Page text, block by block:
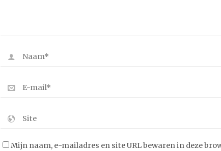
Mijn naam, e-mailadres en site URL bewaren in deze